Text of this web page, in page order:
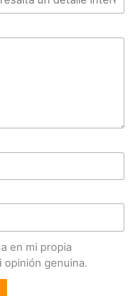
en mi propia
opinión genuina.